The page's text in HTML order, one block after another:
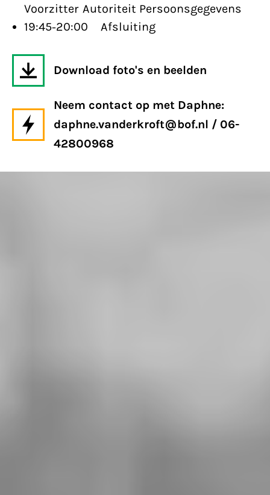
Voorzitter Autoriteit Persoonsgegevens
19:45-20:00 Afsluiting
Download foto's en beelden
Neem contact op met Daphne:
daphne.vanderkroft@bof.nl / 06-
42800968